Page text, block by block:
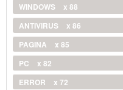
WINDOWS
x 88
ANTIVIRUS
x 86
PAGINA
x 85
PC
x 82
ERROR
x 72